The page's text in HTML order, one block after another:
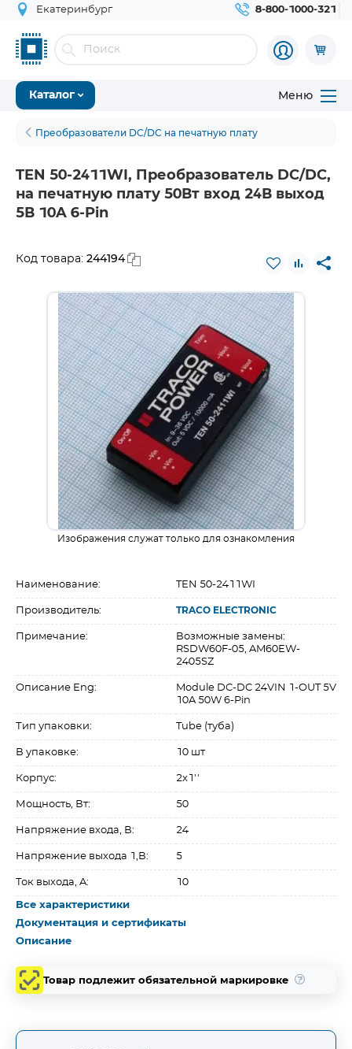
Екатеринбург 8-800-1000-321
Каталог Меню
Преобразователи DC/DC на печатную плату
TEN 50-2411WI, Преобразователь DC/DC,
на печатную плату 50Вт вход 24В выход
5В 10A 6-Pin
Код товара: 244194
Изображения служат только для ознакомления
Наименование: TEN 50-2411WI
Производитель: TRACO ELECTRONIC
Примечание:
Возможные замены:
RSDW60F-05, AM60EW-
2405SZ
Описание Eng:
Module DC-DC 24VIN 1-OUT 5V
10A 50W 6-Pin
Тип упаковки: Tube (туба)
В упаковке: 10 шт
Корпус: 2x1''
Мощность, Вт: 50
Напряжение входа, В: 24
Напряжение выхода 1,В: 5
Ток выхода, A: 10
Все характеристики
Документация и сертификаты
Описание
Товар подлежит обязательной маркировке